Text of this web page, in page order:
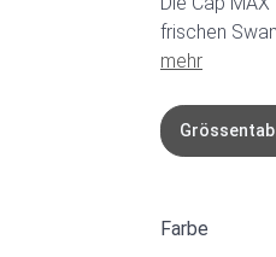
frischen
mehr
Farbe